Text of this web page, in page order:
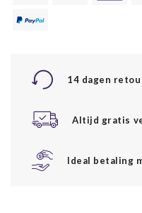
14 dagen
Altijd gratis
Ideal betaling